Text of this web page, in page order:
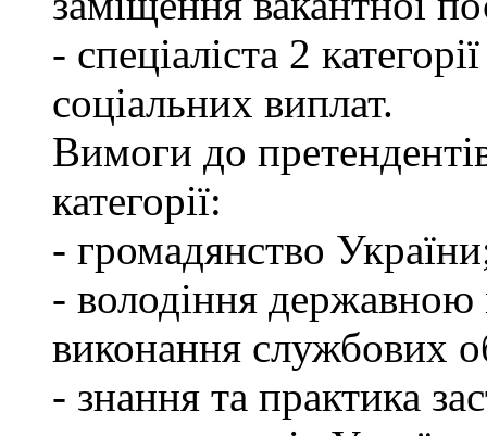
- спеціаліста 2
соціальних виплат.
Вимоги до
категорії:
- громадянство
- володіння державною
виконання службових
- знання та практика